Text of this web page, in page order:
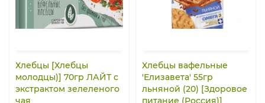
Хлебцы [Хлебцы
молодцы)] 70гр ЛАЙТ с
экстрактом зелеленого
чая
Хлебцы вафельные
'Елизавета' 55гр
льняной (20) [Здоровое
питание (Россия)]